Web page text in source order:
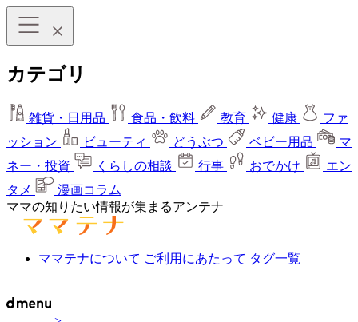
カテゴリ
雑貨・日用品 食品・飲料 教育 健康
ファ
ッション
ビューティ どうぶつ ベビー用品
マ
ネー・投資
くらしの相談 行事 おでかけ
エン
タメ
漫画コラム
ママの知りたい情報が集まるアンテナ
ママテナについて ご利用にあたって タグ一覧